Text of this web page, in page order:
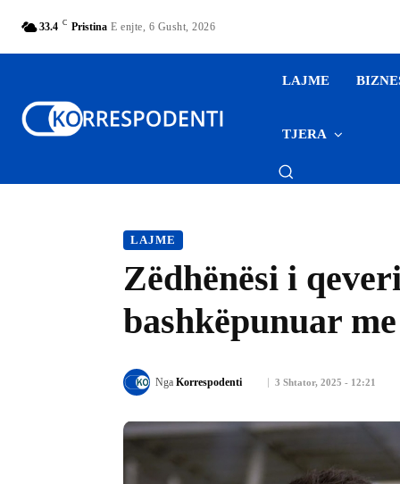
33.4 C Pristina E enjte, 6 Gusht, 2026
LAJME
TJERA
LAJME
Zëdhënësi i
bashkëpunuar
3 Shtator, 2025 - 12:21
Nga Korrespodenti